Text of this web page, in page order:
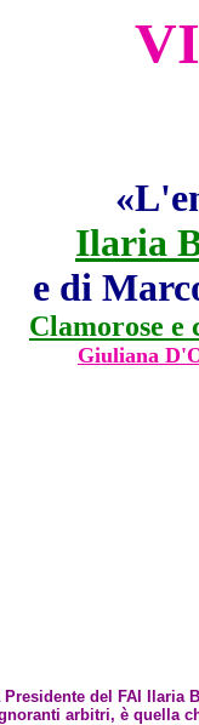
Ilaria
e di
Clamorose
Giuliana
del FAI
arbitri, è quella